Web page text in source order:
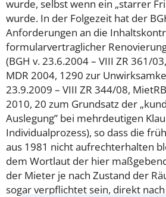
wurde, selbst wenn ein „starrer
wurde. In der Folgezeit hat der
Anforderungen an die
formularvertraglicher
(BGH v. 23.6.2004 – VIII ZR 361/
MDR 2004, 1290 zur
23.9.2009 – VIII ZR 344/08,
2010, 20 zum Grundsatz der
Auslegung” bei mehrdeutigen
Individualprozess), so dass die
aus 1981 nicht aufrechterhalten
dem Wortlaut der hier
der Mieter je nach Zustand der
sogar verpflichtet sein, direkt